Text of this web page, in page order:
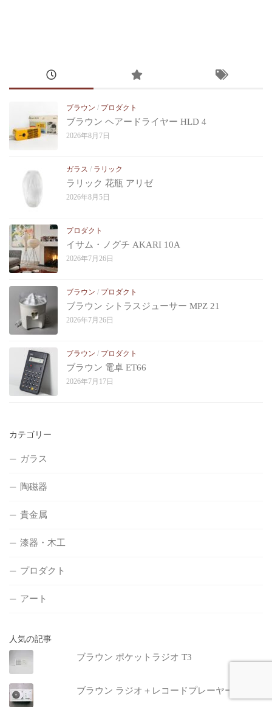
ブラウン / プロダクト
ブラウン ヘアードライヤー HLD 4
2026年8月7日
ガラス / ラリック
ラリック 花瓶 アリゼ
2026年8月5日
プロダクト
イサム・ノグチ AKARI 10A
2026年7月26日
ブラウン / プロダクト
ブラウン シトラスジューサー MPZ 21
2026年7月26日
ブラウン / プロダクト
ブラウン 電卓 ET66
2026年7月17日
カテゴリー
ガラス
陶磁器
貴金属
漆器・木工
プロダクト
アート
人気の記事
ブラウン ポケットラジオ T3
ブラウン ラジオ＋レコードプレーヤー SK55